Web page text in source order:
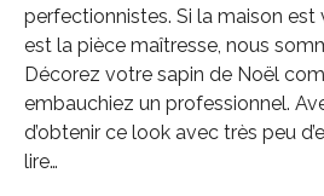
perfectionnistes. Si la maison est
est la pièce maîtresse, nous
Décorez votre sapin de Noël
embauchiez un professionnel.
d’obtenir ce look avec très peu
lire…